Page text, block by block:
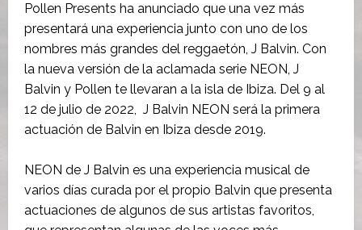
Pollen Presents ha anunciado que una vez más
presentará una experiencia junto con uno de los
nombres más grandes del reggaetón, J Balvin. Con
la nueva versión de la aclamada serie NEON, J
Balvin y Pollen te llevaran a la isla de Ibiza. Del 9 al
12 de julio de 2022, J Balvin NEON será la primera
actuación de Balvin en Ibiza desde 2019.
NEON de J Balvin es una experiencia musical de
varios días curada por el propio Balvin que presenta
actuaciones de algunos de sus artistas favoritos,